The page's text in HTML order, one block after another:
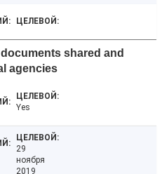
shared and
agencies
Yes
29
ноября
2019